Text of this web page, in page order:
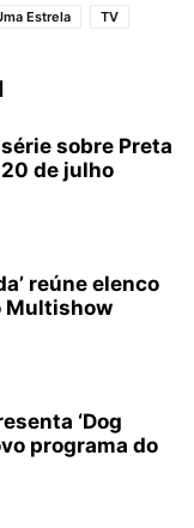
Estrela TV
sobre Preta
de julho
reúne elenco
Multishow
‘Dog
programa do